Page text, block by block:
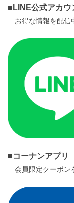
■LINE公式アカウ
お得な情報を配信
■コーナンアプリ
会員限定クーポン